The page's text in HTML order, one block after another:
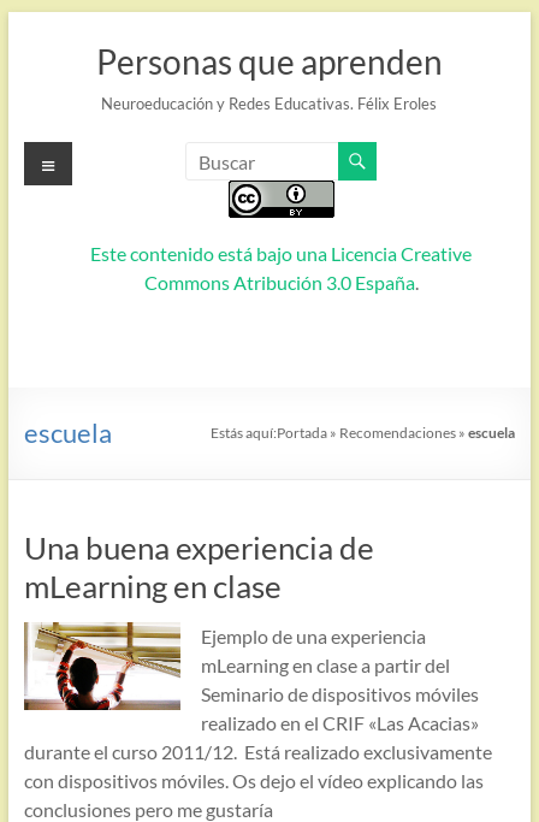
Personas que aprenden
Neuroeducación y Redes Educativas. Félix Eroles
Este contenido está bajo una Licencia Creative
Commons Atribución 3.0 España.
Menú
escuela Estás aquí:Portada » Recomendaciones »escuela
Una buena experiencia de
mLearning en clase
Ejemplo de una experiencia
mLearning en clase a partir del
Seminario de dispositivos móviles
realizado en el CRIF «Las Acacias»
durante el curso 2011/12. Está realizado exclusivamente
con dispositivos móviles. Os dejo el vídeo explicando las
conclusiones pero me gustaría